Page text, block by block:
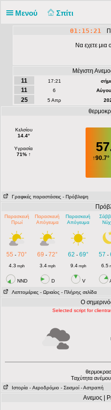
Μενού Σπίτι
01:15:21
Να εχετε
Μέγιστη
11
17:21
11
6
25
5 Απρ
Κελσίου
14.4°
Υγρασία
71% ↑
↑90.7°
Γραφικές παραστάσεις - Πρόβλεψη
Παρασκευή
Πρωί
Παρασκευή
Απόγευμα
Παρασκευή
Απόγευμα
55 - 70° 69 - 72° 62 - 69° 57 -
4.3 mph 3.4mph 9.4mph 6.5
NND D V
Λεπτομέριες - Ωριαίος - Πλήρης σελίδα
Ο
Selected script for
Ταχύτητα
Ιστορία - Aεροδρόμιο - Σεισμοί - Αστραπή
Ανεμος |